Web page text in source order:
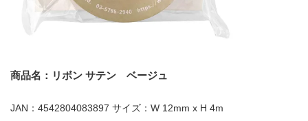
商品名：リボン サテン ベージュ
JAN：4542804083897 サイズ：W 12mm x H 4m